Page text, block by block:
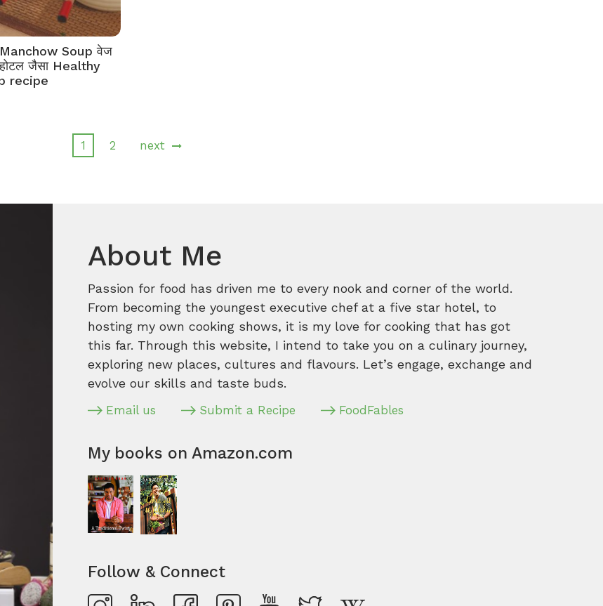
Soup वेज
जैसा Healthy
recipe
1 2 next
About Me
Passion for food has driven me to every nook and corner of the world.
From becoming the youngest executive chef at a five star hotel, to
hosting my own cooking shows, it is my love for cooking that has got
this far. Through this website, I intend to take you on a culinary journey,
exploring new places, cultures and flavours. Let’s engage, exchange and
evolve our skills and taste buds.
Email us Submit a Recipe FoodFables
My books on Amazon.com
Follow & Connect